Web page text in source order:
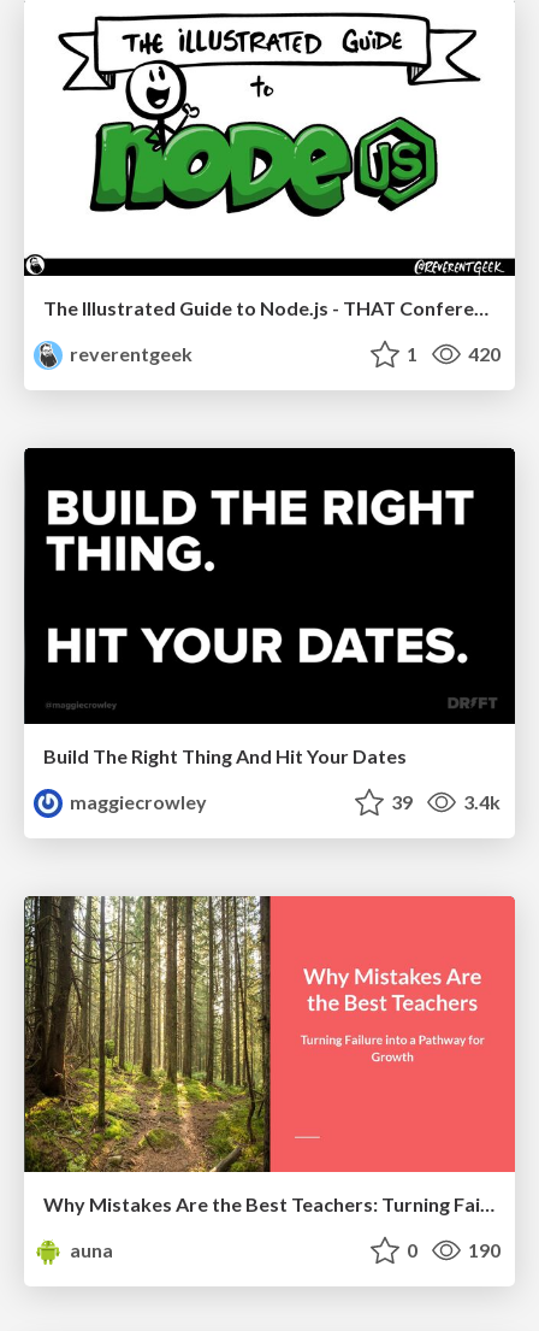
reverentgeek
1 420
Build The Right Thing And Hit Your Dates
maggiecrowley
39 3.4k
Why Mistakes Are the Best Teachers: Turning Failure into a Pathway for Growth
auna
0 190